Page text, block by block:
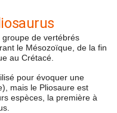
de vertébrés
le Mésozoïque, de la fin
au Crétacé.
pour évoquer une
mais le Pliosaure est
espèces, la première à